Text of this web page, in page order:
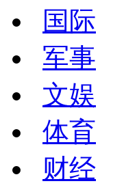
国际
军事
文娱
体育
财经